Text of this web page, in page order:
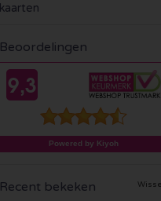
kaarten
Beoordelingen
Recent bekeken